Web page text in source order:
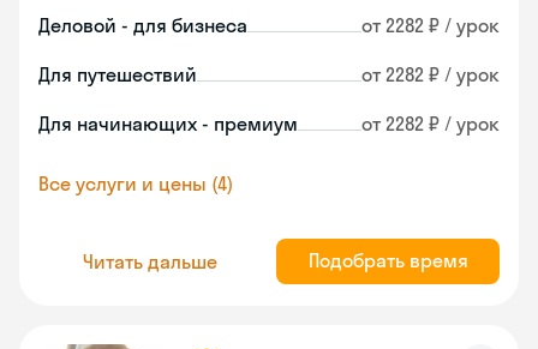
Деловой - для бизнеса от 2282 ₽ / урок
Для путешествий от 2282 ₽ / урок
Для начинающих - премиум от 2282 ₽ / урок
Все услуги и цены (4)
Читать дальше Подобрать время